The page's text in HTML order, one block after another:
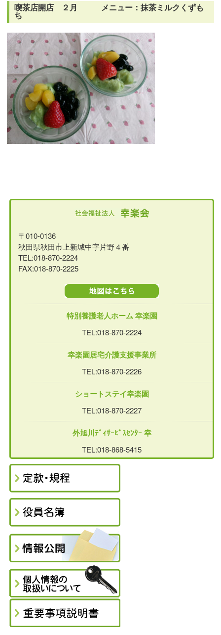
喫茶店開店 ２月 メニュー：抹茶ミルクくずも
ち
〒010-0136
秋田県秋田市上新城中字片野４番
TEL:018-870-2224
FAX:018-870-2225
特別養護老人ホーム 幸楽園
TEL:018-870-2224
幸楽園居宅介護支援事業所
TEL:018-870-2226
ショートステイ幸楽園
TEL:018-870-2227
外旭川ﾃﾞｨｻｰﾋﾞｽｾﾝﾀｰ 幸
TEL:018-868-5415